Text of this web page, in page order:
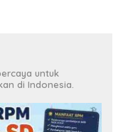
untuk
di Indonesia.